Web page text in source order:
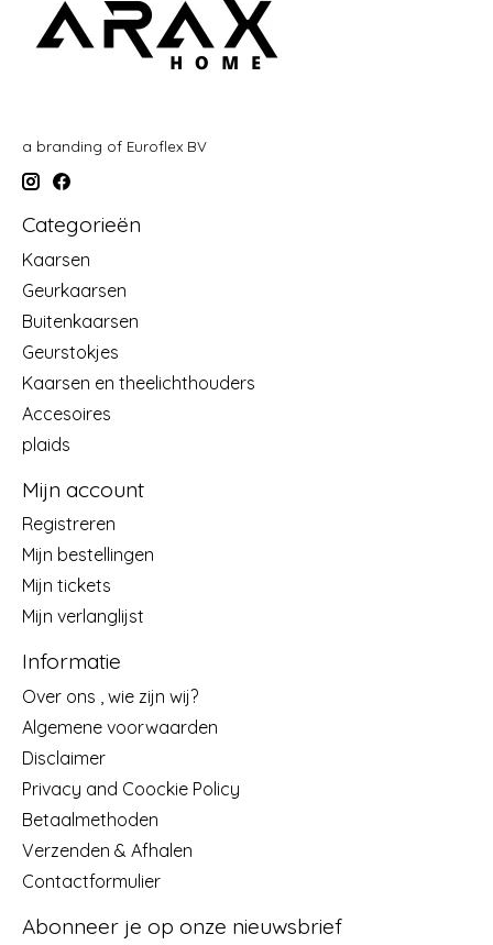
a branding of Euroflex BV
Categorieën
Kaarsen
Geurkaarsen
Buitenkaarsen
Geurstokjes
Kaarsen en theelichthouders
Accesoires
plaids
Mijn account
Registreren
Mijn bestellingen
Mijn tickets
Mijn verlanglijst
Informatie
Over ons , wie zijn wij?
Algemene voorwaarden
Disclaimer
Privacy and Coockie Policy
Betaalmethoden
Verzenden & Afhalen
Contactformulier
Abonneer je op onze nieuwsbrief